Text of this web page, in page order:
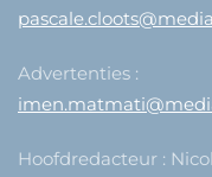
Advertenties :
Hoofdredacteur :